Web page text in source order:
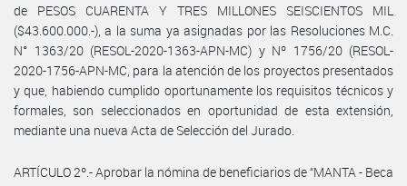
de PESOS CUARENTA Y TRES MILLONES SEISCIENTOS MIL
($43.600.000.-), a la suma ya asignadas por las Resoluciones M.C.
N° 1363/20 (RESOL-2020-1363-APN-MC) y Nº 1756/20 (RESOL-
2020-1756-APN-MC, para la atención de los proyectos presentados
y que, habiendo cumplido oportunamente los requisitos técnicos y
formales, son seleccionados en oportunidad de esta extensión,
mediante una nueva Acta de Selección del Jurado.
ARTÍCULO 2º.- Aprobar la nómina de beneficiarios de “MANTA - Beca